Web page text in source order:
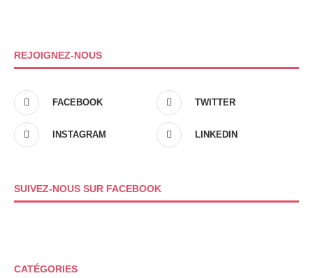
REJOIGNEZ-NOUS
FACEBOOK TWITTER
INSTAGRAM LINKEDIN
SUIVEZ-NOUS SUR FACEBOOK
CATÉGORIES